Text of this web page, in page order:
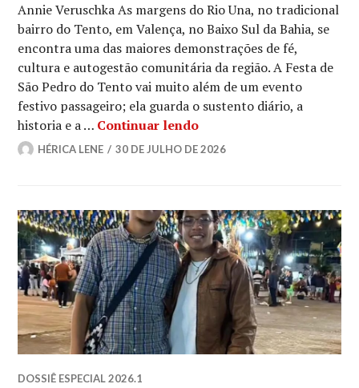
Annie Veruschka As margens do Rio Una, no tradicional
bairro do Tento, em Valença, no Baixo Sul da Bahia, se
encontra uma das maiores demonstrações de fé,
cultura e autogestão comunitária da região. A Festa de
São Pedro do Tento vai muito além de um evento
festivo passageiro; ela guarda o sustento diário, a
historia e a … Continuar lendoFé e tradição: festa de
HÉRICA LENE 30 DE JULHO DE 2026
DOSSIÊ ESPECIAL 2026.1